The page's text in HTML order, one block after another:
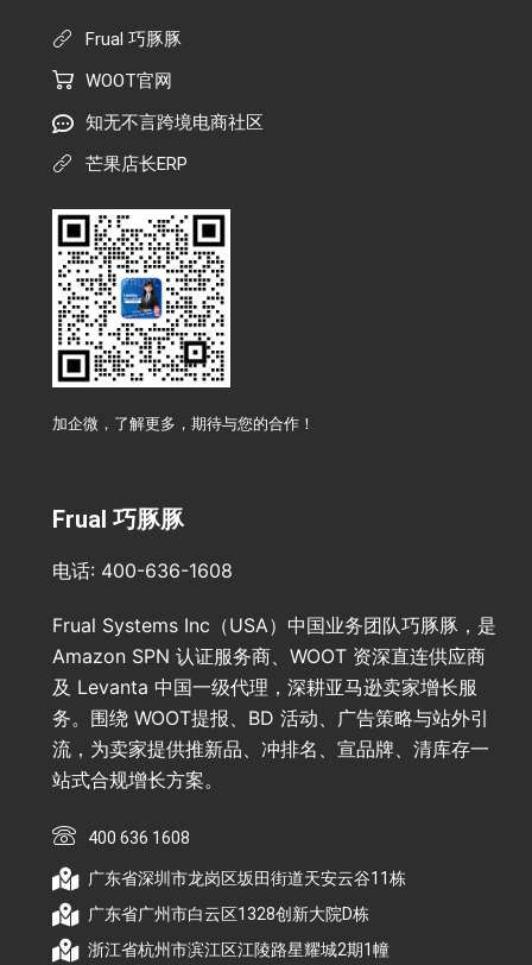
Frual 巧豚豚
WOOT官网
知无不言跨境电商社区
芒果店长ERP
加企微，了解更多，期待与您的合作！
Frual 巧豚豚
电话: 400-636-1608
Frual Systems Inc（USA）中国业务团队巧豚豚，是
Amazon SPN 认证服务商、WOOT 资深直连供应商
及 Levanta 中国一级代理，深耕亚马逊卖家增长服
务。围绕 WOOT提报、BD 活动、广告策略与站外引
流，为卖家提供推新品、冲排名、宣品牌、清库存一
站式合规增长方案。
400 636 1608
广东省深圳市龙岗区坂田街道天安云谷11栋
广东省广州市白云区1328创新大院D栋
浙江省杭州市滨江区江陵路星耀城2期1幢